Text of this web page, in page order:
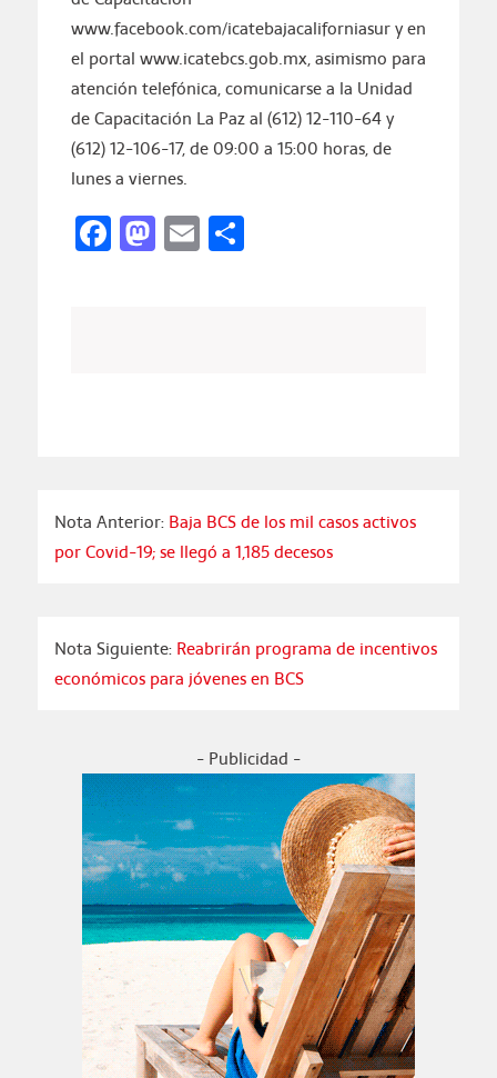
www.facebook.com/icatebajacaliforniasur y en
el portal www.icatebcs.gob.mx, asimismo para
atención telefónica, comunicarse a la Unidad
de Capacitación La Paz al (612) 12-110-64 y
(612) 12-106-17, de 09:00 a 15:00 horas, de
lunes a viernes.
Facebook
Mastodon
EmailCompartir
Nota Anterior:Baja BCS de los mil casos activos
por Covid-19; se llegó a 1,185 decesos
Nota Siguiente: Reabrirán programa de incentivos
económicos para jóvenes en BCS
- Publicidad -